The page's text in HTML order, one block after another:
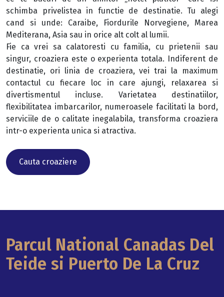
schimba privelistea in functie de destinatie. Tu alegi
cand si unde: Caraibe, Fiordurile Norvegiene, Marea
Mediterana, Asia sau in orice alt colt al lumii.
Fie ca vrei sa calatoresti cu familia, cu prietenii sau
singur, croaziera este o experienta totala. Indiferent de
destinatie, ori linia de croaziera, vei trai la maximum
contactul cu fiecare loc in care ajungi, relaxarea si
divertismentul incluse. Varietatea destinatiilor,
flexibilitatea imbarcarilor, numeroasele facilitati la bord,
serviciile de o calitate inegalabila, transforma croaziera
intr-o experienta unica si atractiva.
Cauta croaziere
Parcul National Canadas Del
Teide si Puerto De La Cruz
Madeira